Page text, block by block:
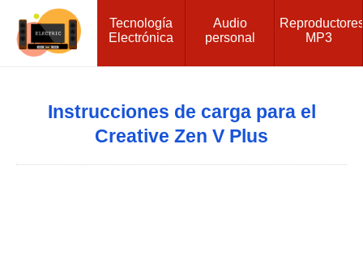
Tecnología
Electrónica
Audio
personal
MP3
Instrucciones de carga para el
Creative Zen V Plus